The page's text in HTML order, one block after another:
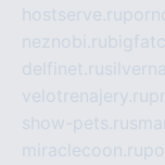
hostserve.ru
neznobi.ru
delfinet.ru
velotrenajery.ru
show-pets.ru
miraclecoon.ru